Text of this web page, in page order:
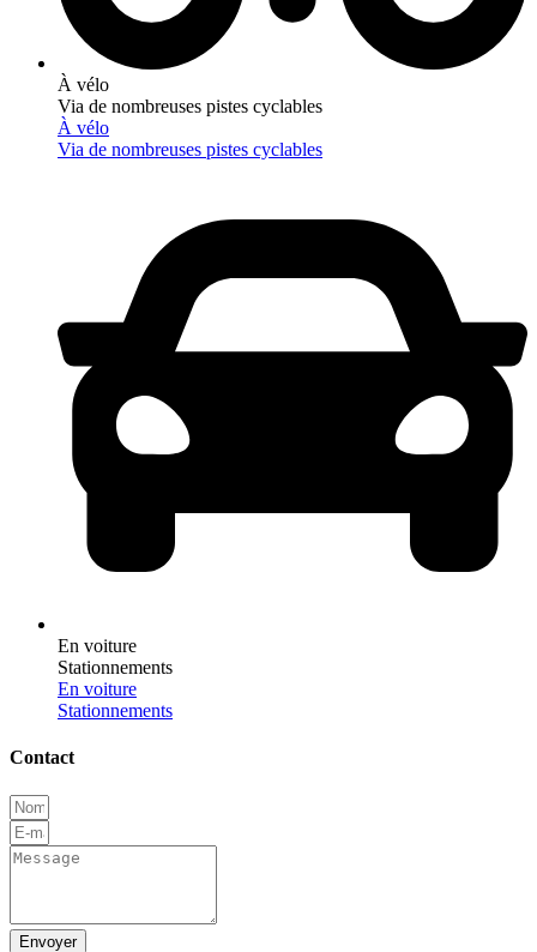
À vélo
Via de nombreuses pistes cyclables
À vélo
Via de nombreuses pistes cyclables
En voiture
Stationnements
En voiture
Stationnements
Contact
Envoyer